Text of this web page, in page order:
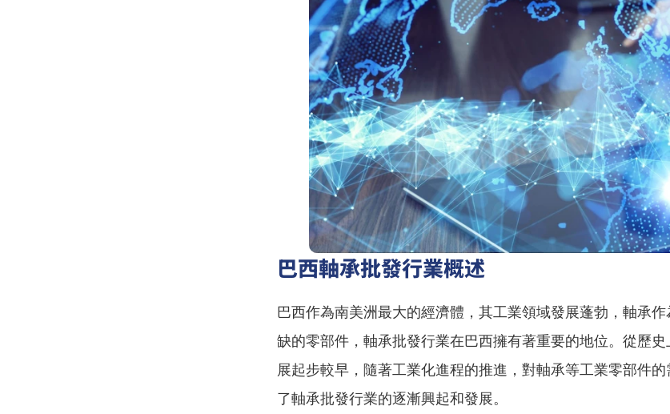
巴西軸承批發行業概述
巴西作為南美洲最大的經濟體，其工業領域發展蓬勃，軸承
缺的零部件，軸承批發行業在巴西擁有著重要的地位。從歷
展起步較早，隨著工業化進程的推進，對軸承等工業零部件
了軸承批發行業的逐漸興起和發展。